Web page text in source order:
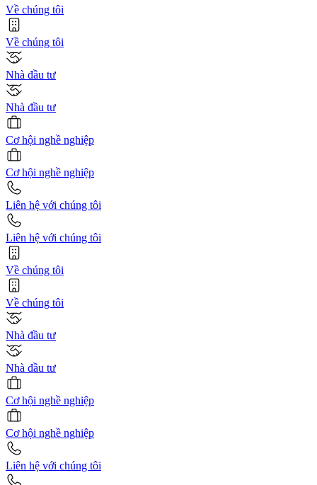
Về chúng tôi
Về chúng tôi
Nhà đầu tư
Nhà đầu tư
Cơ hội nghề nghiệp
Cơ hội nghề nghiệp
Liên hệ với chúng tôi
Liên hệ với chúng tôi
Về chúng tôi
Về chúng tôi
Nhà đầu tư
Nhà đầu tư
Cơ hội nghề nghiệp
Cơ hội nghề nghiệp
Liên hệ với chúng tôi